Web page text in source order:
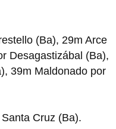
(Ba), 29m Arce
Desagastizábal (Ba),
39m Maldonado por
Cruz (Ba).